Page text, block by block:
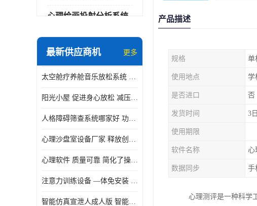
心理绘画投射分析系统
可变速催眠放松催眠套件
智能反馈训练系统
便携式生物反馈仪
最新供应商机 更多
太空舱疗养舱音乐放松系统 使用方便 可实时监测
阳光小屋 促进身心放松 减压放松音乐椅
人格障碍筛查系统哪家好 功能丰富 支持多级用户管理
心理沙盘室设备厂家 释放创造力 有利于集中和加强心理注意力
心理软件 质量可靠 简化了操作的步骤
注意力训练设备 —体免安装 数据呈现方式多
智能仿真宣泄人成人版 智能化程度高 内置多种宣泄主题
产品描述
规格 单
使用地点 学
是否进口 否
发货时间 3
使用期限
软件名称 心
数据同步 手
心理测评是一种科学